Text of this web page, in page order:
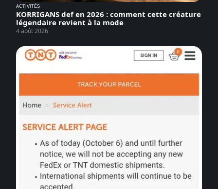
ACTIVITÉS
KORRIGANS def en 2026 : comment cette créature
légendaire revient à la mode
4 août 2026